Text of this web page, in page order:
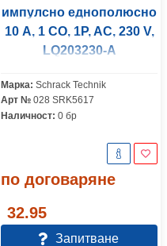
импулсно еднополюсно
10 A, 1 CO, 1P, AC, 230 V,
LQ203230-A
Марка: Schrack Technik
Арт № 028 SRK5617
Наличност: 0 бр
по договаряне
32.95
Запитване